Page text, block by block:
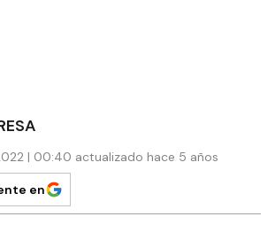
| 00:40 actualizado hace 5 años
en